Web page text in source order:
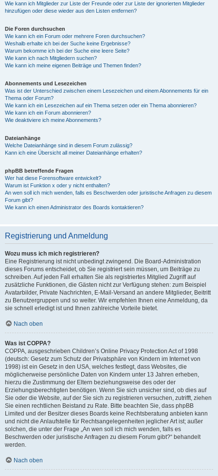
Wie kann ich Mitglieder zur Liste der Freunde oder zur Liste der ignorierten Mitglieder
hinzufügen oder diese wieder aus den Listen entfernen?
Die Foren durchsuchen
Wie kann ich ein Forum oder mehrere Foren durchsuchen?
Weshalb erhalte ich bei der Suche keine Ergebnisse?
Warum bekomme ich bei der Suche eine leere Seite?
Wie kann ich nach Mitgliedern suchen?
Wie kann ich meine eigenen Beiträge und Themen finden?
Abonnements und Lesezeichen
Was ist der Unterschied zwischen einem Lesezeichen und einem Abonnements für ein
Thema oder Forum?
Wie kann ich ein Lesezeichen auf ein Thema setzen oder ein Thema abonnieren?
Wie kann ich ein Forum abonnieren?
Wie deaktiviere ich meine Abonnements?
Dateianhänge
Welche Dateianhänge sind in diesem Forum zulässig?
Kann ich eine Übersicht all meiner Dateianhänge erhalten?
phpBB betreffende Fragen
Wer hat diese Forensoftware entwickelt?
Warum ist Funktion x oder y nicht enthalten?
An wen soll ich mich wenden, falls es Beschwerden oder juristische Anfragen zu diesem
Forum gibt?
Wie kann ich einen Administrator des Boards kontaktieren?
Registrierung und Anmeldung
Wozu muss ich mich registrieren?
Eine Registrierung ist nicht unbedingt zwingend. Die Board-Administration
dieses Forums entscheidet, ob Sie registriert sein müssen, um Beiträge zu
schreiben. Auf jeden Fall erhalten Sie als registriertes Mitglied Zugriff auf
zusätzliche Funktionen, die Gästen nicht zur Verfügung stehen: zum Beispiel
Avatarbilder, Private Nachrichten, E-Mail-Versand an andere Mitglieder, Beitritt
zu Benutzergruppen und so weiter. Wir empfehlen Ihnen eine Anmeldung, da
sie schnell erledigt ist und Ihnen zahlreiche Vorteile bietet.
Nach oben
Was ist COPPA?
COPPA, ausgeschrieben Children’s Online Privacy Protection Act of 1998
(deutsch: Gesetz zum Schutz der Privatsphäre von Kindern im Internet von
1998) ist ein Gesetz in den USA, welches festlegt, dass Websites, die
möglicherweise persönliche Daten von Kindern unter 13 Jahren erheben,
hierzu die Zustimmung der Eltern beziehungsweise des oder der
Erziehungsberechtigten benötigen. Wenn Sie sich unsicher sind, ob dies auf
Sie oder die Website, auf der Sie sich zu registrieren versuchen, zutrifft, ziehen
Sie einen rechtlichen Beistand zu Rate. Bitte beachten Sie, dass phpBB
Limited und der Besitzer dieses Boards keine Rechtsberatung anbieten kann
und nicht die Anlaufstelle für Rechtsangelegenheiten jeglicher Art ist; außer
solchen, die unter der Frage „An wen soll ich mich wenden, falls es
Beschwerden oder juristische Anfragen zu diesem Forum gibt?“ behandelt
werden.
Nach oben